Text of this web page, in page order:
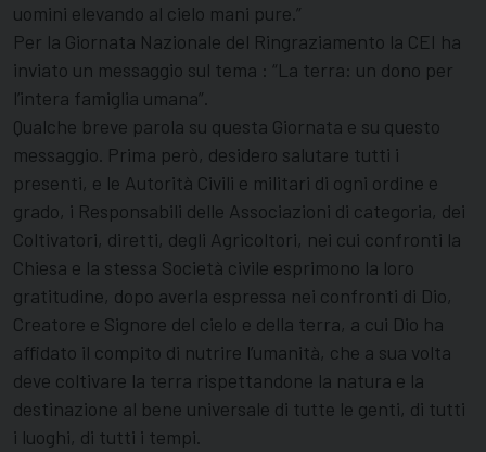
uomini elevando al cielo mani pure.”
Per la Giornata Nazionale del Ringraziamento la CEI ha
inviato un messaggio sul tema : “La terra: un dono per
l’intera famiglia umana”.
Qualche breve parola su questa Giornata e su questo
messaggio. Prima però, desidero salutare tutti i
presenti, e le Autorità Civili e militari di ogni ordine e
grado, i Responsabili delle Associazioni di categoria, dei
Coltivatori, diretti, degli Agricoltori, nei cui confronti la
Chiesa e la stessa Società civile esprimono la loro
gratitudine, dopo averla espressa nei confronti di Dio,
Creatore e Signore del cielo e della terra, a cui Dio ha
affidato il compito di nutrire l’umanità, che a sua volta
deve coltivare la terra rispettandone la natura e la
destinazione al bene universale di tutte le genti, di tutti
i luoghi, di tutti i tempi.